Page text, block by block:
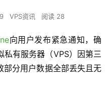
VPS资讯 阅读 28
向用户发布紧急通知，确
有服务器（VPS）因第三
部分用户数据全部丢失且无